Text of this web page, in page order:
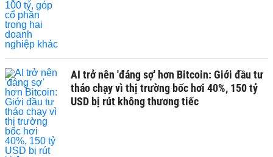
AI trở nên 'đáng sợ' hơn Bitcoin: Giới đầu tư
tháo chạy vì thị trường bốc hơi 40%, 150 tỷ
USD bị rút không thương tiếc